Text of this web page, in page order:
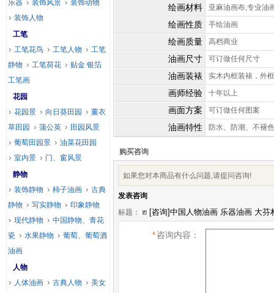
绘画材料 亚麻油画布,专业油
绘画性质 手绘油画
绘画质量 高档商业
油画尺寸 可订做任何尺寸
油画装裱 实木内框装裱，外
画师经验 十年以上
画面方案 可订做任何图案
油画特性 防水、防潮、不褪色
购买咨询
如果您对本商品有什么问题,请提问咨询!
发表咨询
标题：
*咨询内容：
乐器 装饰风景
装饰动物
装饰人物
工笔
工笔花鸟
工笔人物
工笔
静物
工笔荷花
贴金 银箔
工笔画
花园
花园景
向日葵田园
薰衣
草田园
蒲公英
田园风景
葡萄田园景
油菜花田园
室内景
门、窗风景
静物
装饰静物
柿子油画
古典
静物
写实静物
印象静物
现代静物
中国静物、青花
瓷
水果静物
葡萄、葡萄酒
油画
人物
人体油画
古典人物
美女